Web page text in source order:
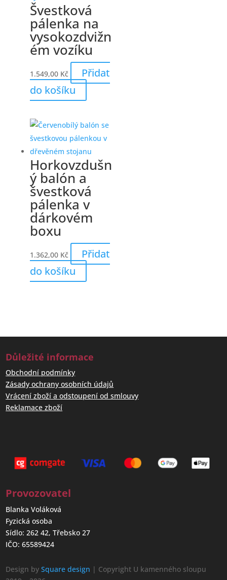
Švestková
pálenka na
vysokozdvižn
ém vozíku
1.549,00 Kč
Přidat
do košíku
Horkovzdušn
ý balón a
švestková
pálenka v
dárkovém
boxu
1.362,00 Kč
Přidat
do košíku
Důležité informace
Obchodní podmínky
Zásady ochrany osobních údajů
Vrácení zboží a odstoupení od smlouvy
Reklamace zboží
Provozovatel
Blanka Voláková
Fyzická osoba
Sídlo: 262 42, Třebsko 27
IČO: 65589424
Design bySquare design | Copyright U kamenného sloupu